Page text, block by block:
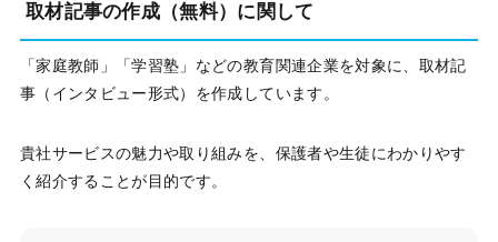
取材記事の作成（無料）に関して
「家庭教師」「学習塾」などの教育関連企業を対象に、取材記
事（インタビュー形式）を作成しています。
貴社サービスの魅力や取り組みを、保護者や生徒にわかりやす
く紹介することが目的です。